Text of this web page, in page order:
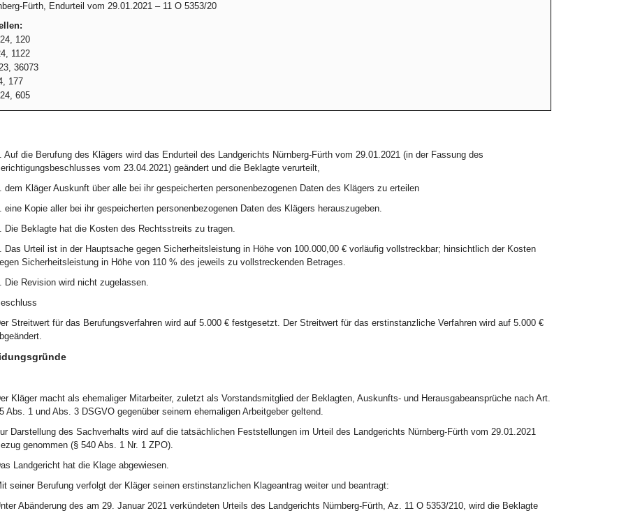
Fürth, Endurteil vom 29.01.2021 – 11 O 5353/20
120
1122
36073
177
605
Auf die Berufung des Klägers wird das Endurteil des Landgerichts Nürnberg-Fürth vom 29.01.2021 (in der Fassung des
vom 23.04.2021) geändert und die Beklagte verurteilt,
dem Kläger Auskunft über alle bei ihr gespeicherten personenbezogenen Daten des Klägers zu erteilen
eine Kopie aller bei ihr gespeicherten personenbezogenen Daten des Klägers herauszugeben.
Die Beklagte hat die Kosten des Rechtsstreits zu tragen.
Das Urteil ist in der Hauptsache gegen Sicherheitsleistung in Höhe von 100.000,00 € vorläufig vollstreckbar; hinsichtlich der Kosten
Sicherheitsleistung in Höhe von 110 % des jeweils zu vollstreckenden Betrages.
Die Revision wird nicht zugelassen.
Streitwert für das Berufungsverfahren wird auf 5.000 € festgesetzt. Der Streitwert für das erstinstanzliche Verfahren wird auf 5.000 €
Kläger macht als ehemaliger Mitarbeiter, zuletzt als Vorstandsmitglied der Beklagten, Auskunfts- und Herausgabeansprüche nach Art.
Abs. 1 und Abs. 3 DSGVO gegenüber seinem ehemaligen Arbeitgeber geltend.
Darstellung des Sachverhalts wird auf die tatsächlichen Feststellungen im Urteil des Landgerichts Nürnberg-Fürth vom 29.01.2021
genommen (§ 540 Abs. 1 Nr. 1 ZPO).
Landgericht hat die Klage abgewiesen.
seiner Berufung verfolgt der Kläger seinen erstinstanzlichen Klageantrag weiter und beantragt:
Abänderung des am 29. Januar 2021 verkündeten Urteils des Landgerichts Nürnberg-Fürth, Az. 11 O 5353/210, wird die Beklagte